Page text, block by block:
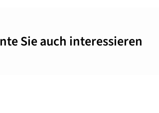
Sie auch interessieren